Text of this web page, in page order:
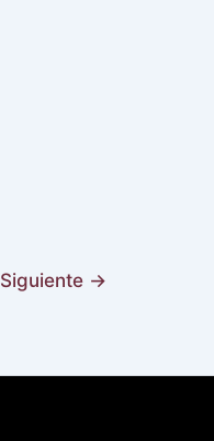
Siguiente →